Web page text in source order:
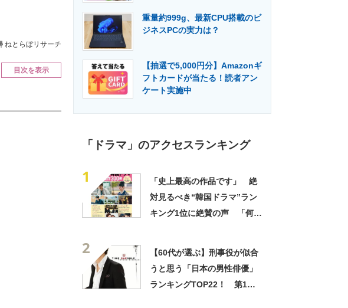
エネルギーの専門メディア 建設×テクノロジーの最前線
ねとらぼリサーチ
目次を表示
重量約999g、最新CPU搭載のビ
ジネスPCの実力は？
【抽選で5,000円分】Amazonギ
フトカードが当たる！読者アン
ケート実施中
「ドラマ」のアクセスランキング
1
「史上最高の作品です」 絶
対見るべき“韓国ドラマ”ラン
キング1位に絶賛の声 「何度
2
【60代が選ぶ】刑事役が似合
うと思う「日本の男性俳優」
ランキングTOP22！ 第1位